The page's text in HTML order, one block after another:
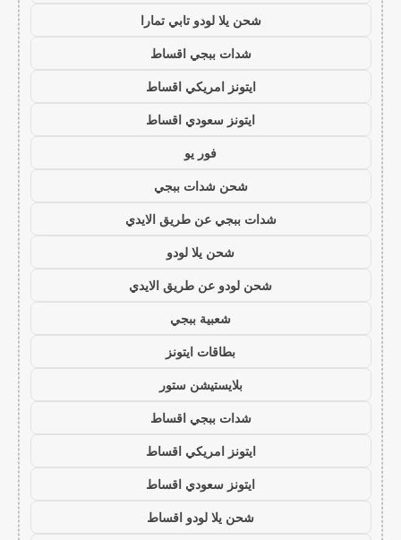
شحن يلا لودو تابي تمارا
شدات ببجي اقساط
ايتونز امريكي اقساط
ايتونز سعودي اقساط
فور يو
شحن شدات ببجي
شدات ببجي عن طريق الايدي
شحن يلا لودو
شحن لودو عن طريق الايدي
شعبية ببجي
بطاقات ايتونز
بلايستيشن ستور
شدات ببجي اقساط
ايتونز امريكي اقساط
ايتونز سعودي اقساط
شحن يلا لودو اقساط